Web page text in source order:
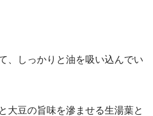
、しっかりと油を吸い込んでい
大豆の旨味を滲ませる生湯葉と